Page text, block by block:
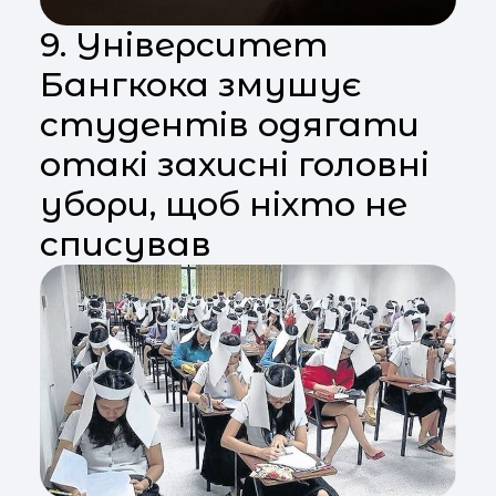
9. Університет
Бангкока змушує
студентів одягати
отакі захисні головні
убори, щоб ніхто не
списував